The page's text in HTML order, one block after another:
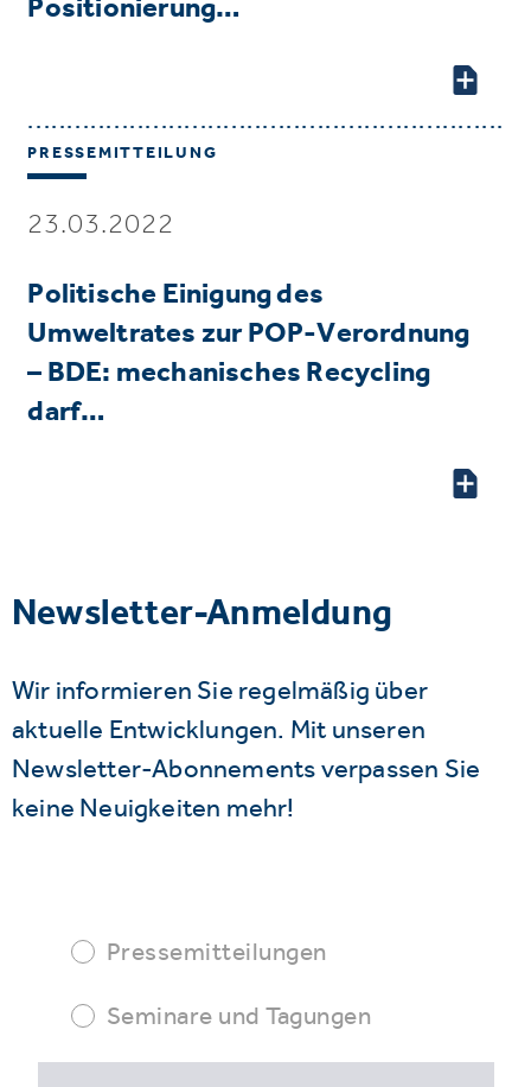
Positionierung…
PRESSEMITTEILUNG
23.03.2022
Politische Einigung des
Umweltrates zur POP-Verordnung
– BDE: mechanisches Recycling
darf…
Newsletter-Anmeldung
Wir informieren Sie regelmäßig über
aktuelle Entwicklungen. Mit unseren
Newsletter-Abonnements verpassen Sie
keine Neuigkeiten mehr!
Pressemitteilungen
Seminare und Tagungen